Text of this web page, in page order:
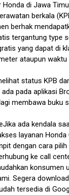
di Jawa
berkala
berhak
tergantung type
yang dapat di
ataupun waktu
status KPB
pada aplikasi
membawa buku
ada kendala
layanan Honda
dengan cara
ke call
konsumen
Segera
tersedia di